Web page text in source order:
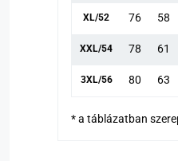
XL/52 76 58
XXL/54 78 61
3XL/56 80 63
* a táblázatban